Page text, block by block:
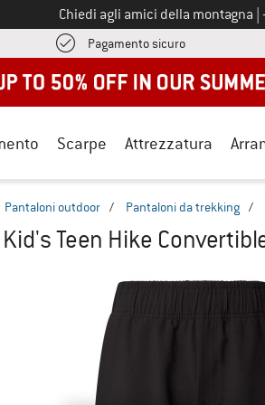
Chiedi agli amici della montagna
Pagamento sicuroQui trovi le
Scarpe Attrezzatura
Pantaloni outdoor / Pantaloni da trekking /
Kid's Teen Hike